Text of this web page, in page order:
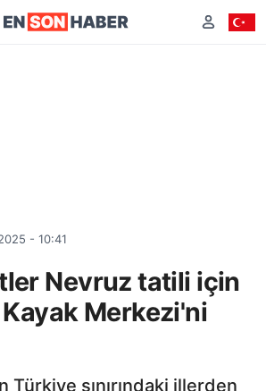
- 10:41
Nevruz tatili için
Kayak Merkezi'ni
Türkiye sınırındaki illerden